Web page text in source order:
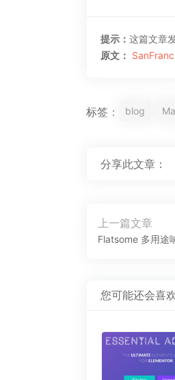
提示： 这篇文章
原文：
标签： blog
分享此文章：
章
导
上一篇文章
上
文
章：
Flatsome 多用途
您可能还会喜